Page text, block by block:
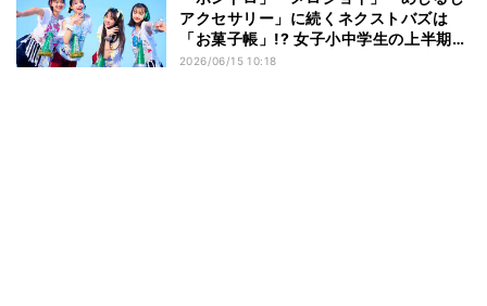
アクセサリー」に続くネクストバズは
「お菓子帳」!? 女子小中学生の上半期ト
レンドランキング発表 - 彼氏になってほ
2026/06/15 10:18